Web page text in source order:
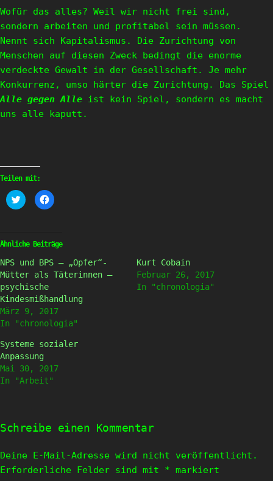
Wofür das alles? Weil wir nicht frei sind,
sondern arbeiten und profitabel sein müssen.
Nennt sich Kapitalismus. Die Zurichtung von
Menschen auf diesen Zweck bedingt die enorme
verdeckte Gewalt in der Gesellschaft. Je mehr
Konkurrenz, umso härter die Zurichtung. Das Spiel
Alle gegen Alle ist kein Spiel, sondern es macht
uns alle kaputt.
Teilen mit:
Klick,
um
(Wird
in
Fenster
geöffnet)
Klick,
um
(Wird
in
Fenster
geöffnet)
Ähnliche Beiträge
NPS und BPS – „Opfer“-
Mütter als Täterinnen –
psychische
Kindesmißhandlung
März 9, 2017
In "chronologia"
Kurt Cobain
Februar 26, 2017
In "chronologia"
Systeme sozialer
Anpassung
Mai 30, 2017
In "Arbeit"
Schreibe einen Kommentar
Deine E-Mail-Adresse wird nicht veröffentlicht.
Erforderliche Felder sind mit * markiert